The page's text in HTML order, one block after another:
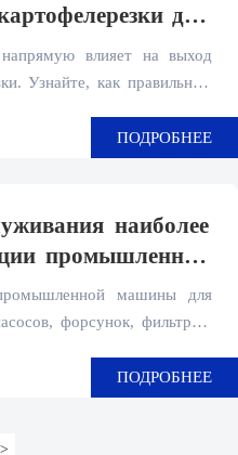
для
влияет на выход
Узнайте, как правильный
при изготовлении картофеля
ПОДРОБНЕЕ
наиболее
промышленной
машины для
форсунок, фильтров,
ПОДРОБНЕЕ
>